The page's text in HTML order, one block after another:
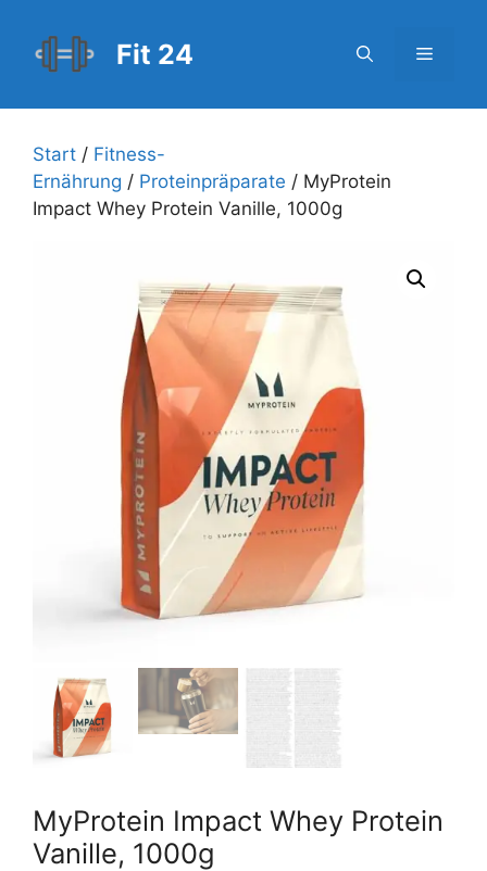
Inhalt
springen
Fit 24 Menü
Start / Fitness-
Ernährung / Proteinpräparate / MyProtein
Impact Whey Protein Vanille, 1000g
MyProtein Impact Whey Protein
Vanille, 1000g